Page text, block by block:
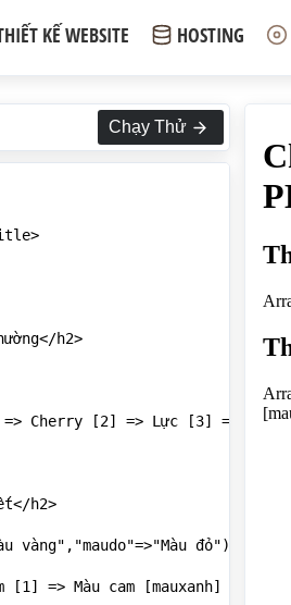
KẾ WEBSITE HOSTING
Chạy Thử
h2>
Cherry [2] => Lực [3] =>
h2>
vàng","maudo"=>"Màu đỏ");
Màu cam [mauxanh] => Màu